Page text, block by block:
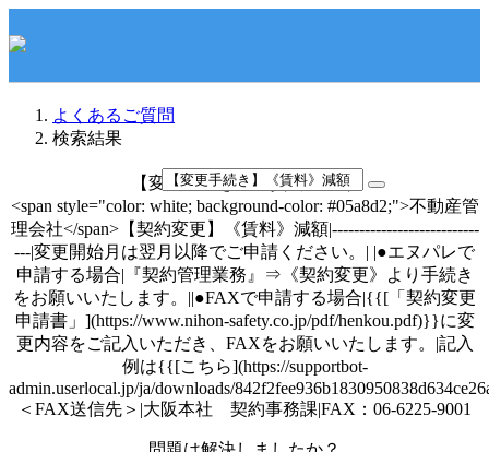
よくあるご質問
検索結果
【変更手続き】《賃料》減額
<span style="color: white; background-color: #05a8d2;">不動産管
理会社</span>【契約変更】《賃料》減額|---------------------------
---|変更開始月は翌月以降でご申請ください。| |●エヌパレで
申請する場合|『契約管理業務』⇒《契約変更》より手続き
をお願いいたします。||●FAXで申請する場合|{{[「契約変更
申請書」](https://www.nihon-safety.co.jp/pdf/henkou.pdf)}}に変
更内容をご記入いただき、FAXをお願いいたします。|記入
例は{{[こちら](https://supportbot-
admin.userlocal.jp/ja/downloads/
＜FAX送信先＞|大阪本社 契約事務課|FAX：06-6225-9001